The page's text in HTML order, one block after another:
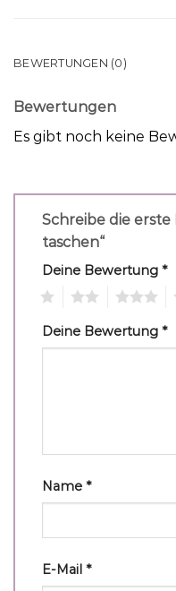
BEWERTUNGEN (0)
Bewertungen
Es gibt noch keine
Schreibe die
taschen“
Deine Bewertung *
Deine Bewertung *
Name *
E-Mail *